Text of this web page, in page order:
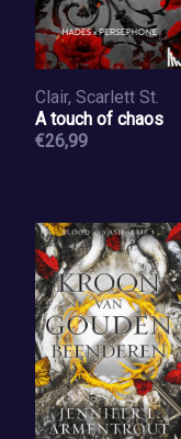
Clair, Scarlett St.
A touch of chaos
€26,99